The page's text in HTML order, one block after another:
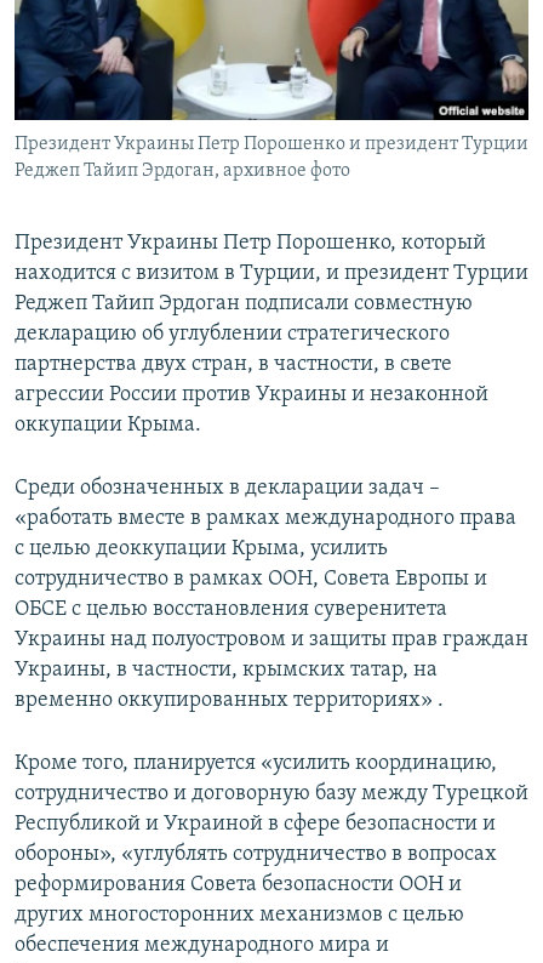
ПОБЕДИТЕЛЕЙ НЕ СУДЯТ?
КРЫМ.НЕПОКОРЕННЫЙ
ELIFBE
УКРАИНСКАЯ ПРОБЛЕМА КРЫМА
ПРИСОЕДИНЯЙТЕСЬ!
Все сайты RFE/RL
Президент Украины Петр Порошенко и президент Турции
Реджеп Тайип Эрдоган, архивное фото
Президент Украины Петр Порошенко, который
находится с визитом в Турции, и президент Турции
Реджеп Тайип Эрдоган подписали совместную
декларацию об углублении стратегического
партнерства двух стран, в частности, в свете
агрессии России против Украины и незаконной
оккупации Крыма.
Среди обозначенных в декларации задач –
«работать вместе в рамках международного права
с целью деоккупации Крыма, усилить
сотрудничество в рамках ООН, Совета Европы и
ОБСЕ с целью восстановления суверенитета
Украины над полуостровом и защиты прав граждан
Украины, в частности, крымских татар, на
временно оккупированных территориях» .
Кроме того, планируется «усилить координацию,
сотрудничество и договорную базу между Турецкой
Республикой и Украиной в сфере безопасности и
обороны», «углублять сотрудничество в вопросах
реформирования Совета безопасности ООН и
других многосторонних механизмов с целью
обеспечения международного мира и